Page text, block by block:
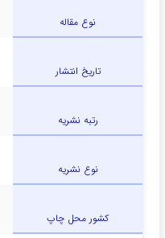
نوع مقاله
تاریخ انتشار
رتبه نشریه
نوع نشریه
کشور محل چاپ